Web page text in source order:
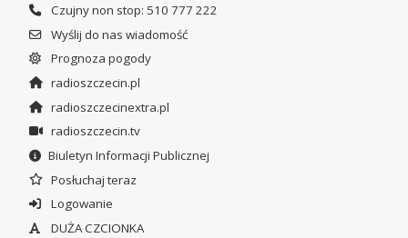
Czujny non stop: 510 777 222
Wyślij do nas wiadomość
Prognoza pogody
radioszczecin.pl
radioszczecinextra.pl
radioszczecin.tv
Biuletyn Informacji Publicznej
Posłuchaj teraz
Logowanie
DUŻA CZCIONKA